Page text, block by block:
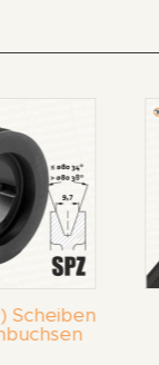
Scheiben